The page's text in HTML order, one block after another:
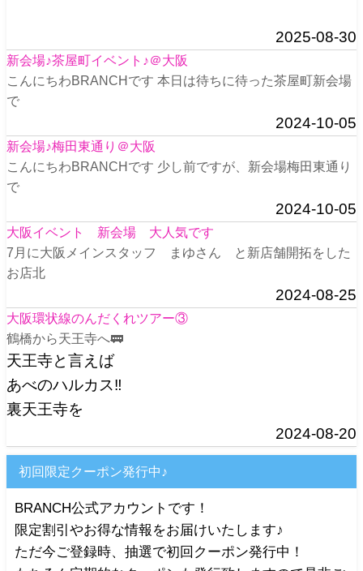
2025-08-30
新会場♪茶屋町イベント♪＠大阪
こんにちわBRANCHです 本日は待ちに待った茶屋町新会場
で
2024-10-05
新会場♪梅田東通り＠大阪
こんにちわBRANCHです 少し前ですが、新会場梅田東通り
で
2024-10-05
大阪イベント 新会場 大人気です
7月に大阪メインスタッフ まゆさん と新店舗開拓をした
お店北
2024-08-25
大阪環状線のんだくれツアー③
鶴橋から天王寺へ🚃
天王寺と言えば
あべのハルカス‼️
裏天王寺を
2024-08-20
初回限定クーポン発行中♪
BRANCH公式アカウントです！
限定割引やお得な情報をお届けいたします♪
ただ今ご登録時、抽選で初回クーポン発行中！